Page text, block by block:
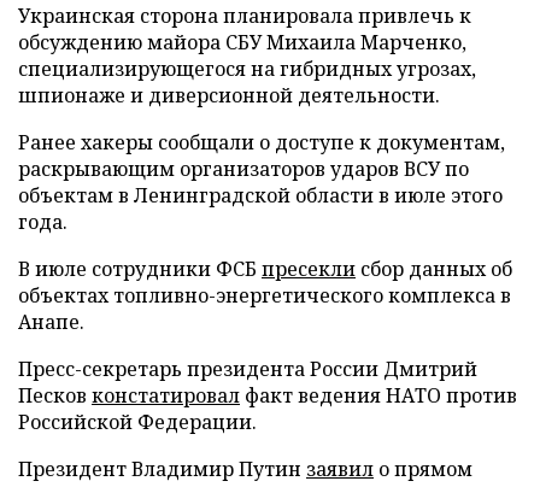
Украинская сторона планировала привлечь к
обсуждению майора СБУ Михаила Марченко,
специализирующегося на гибридных угрозах,
шпионаже и диверсионной деятельности.
Ранее хакеры сообщали о доступе к документам,
раскрывающим организаторов ударов ВСУ по
объектам в Ленинградской области в июле этого
года.
В июле сотрудники ФСБ пресекли сбор данных об
объектах топливно-энергетического комплекса в
Анапе.
Пресс-секретарь президента России Дмитрий
Песков констатировал факт ведения НАТО против
Российской Федерации.
Президент Владимир Путин заявил о прямом